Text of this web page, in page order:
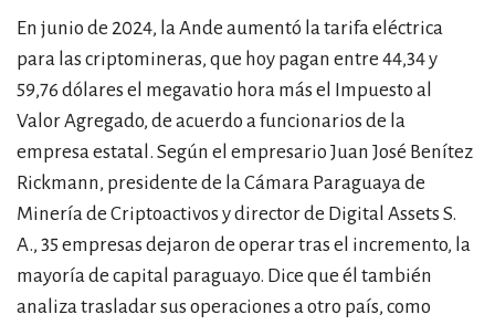
En junio de 2024, la Ande aumentó la tarifa eléctrica
para las criptomineras, que hoy pagan entre 44,34 y
59,76 dólares el megavatio hora más el Impuesto al
Valor Agregado, de acuerdo a funcionarios de la
empresa estatal. Según el empresario Juan José Benítez
Rickmann, presidente de la Cámara Paraguaya de
Minería de Criptoactivos y director de Digital Assets S.
A., 35 empresas dejaron de operar tras el incremento, la
mayoría de capital paraguayo. Dice que él también
analiza trasladar sus operaciones a otro país, como